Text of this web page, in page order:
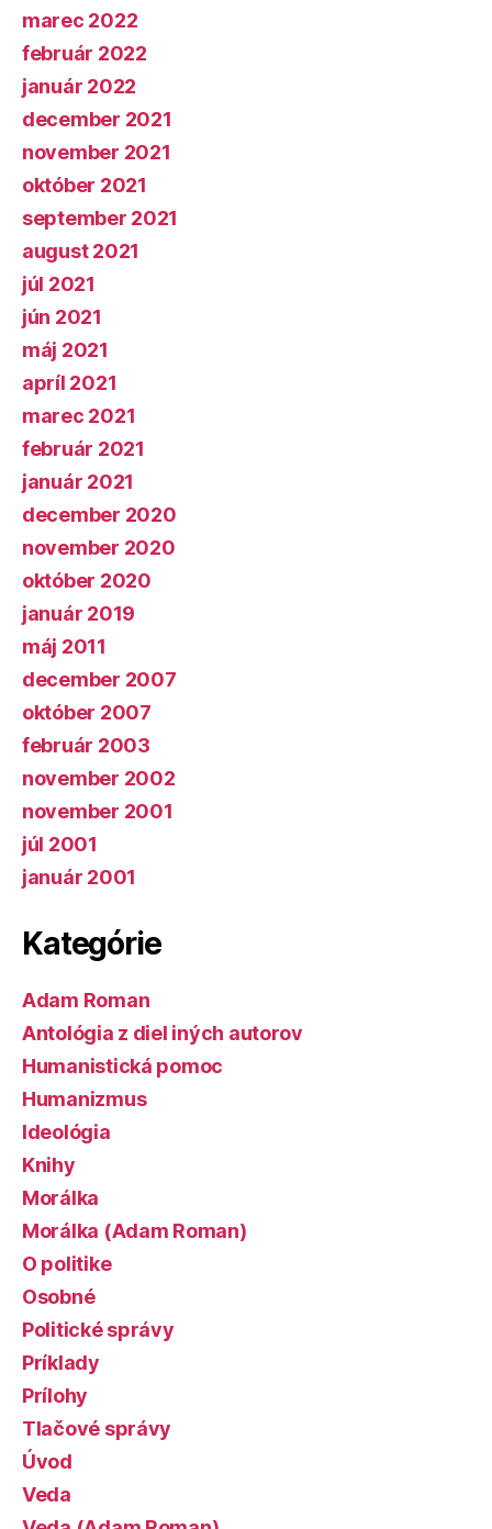
marec 2022
február 2022
január 2022
december 2021
november 2021
október 2021
september 2021
august 2021
júl 2021
jún 2021
máj 2021
apríl 2021
marec 2021
február 2021
január 2021
december 2020
november 2020
október 2020
január 2019
máj 2011
december 2007
október 2007
február 2003
november 2002
november 2001
júl 2001
január 2001
Kategórie
Adam Roman
Antológia z diel iných autorov
Humanistická pomoc
Humanizmus
Ideológia
Knihy
Morálka
Morálka (Adam Roman)
O politike
Osobné
Politické správy
Príklady
Prílohy
Tlačové správy
Úvod
Veda